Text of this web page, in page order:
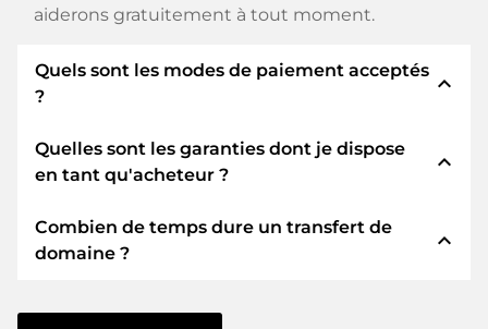
aiderons gratuitement à tout moment.
Quels sont les modes de paiement acceptés
?
expand_less
Nous utilisons SEPA comme paiement anticipé
et utilisons STRIPE comme prestataire de
paiement disponibles tels que : Cartes de crédit,
PayPal, Klarna, ApplePay, GooglePay, Alipay ou
Quelles sont les garanties dont je dispose
en tant qu'acheteur ?
expand_less
En tant qu'acheteur, nous vous garantissons
toujours les sécurités suivantes. Nous nous en
Combien de temps dure un transfert de
domaine ?
expand_less
Le transfert de domaine vers un nouveau